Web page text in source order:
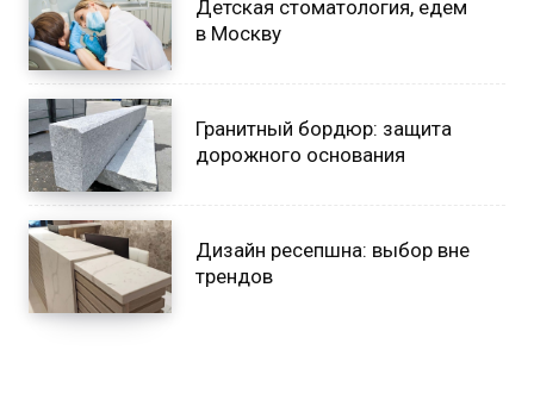
Детская стоматология, едем
в Москву
Гранитный бордюр: защита
дорожного основания
Дизайн ресепшна: выбор вне
трендов